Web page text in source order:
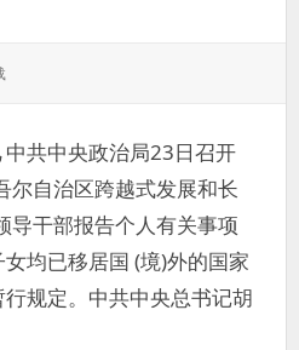
中共中央政治局23日召开
尔自治区跨越式发展和长
导干部报告个人有关事项
均已移居国 (境)外的国家
规定。中共中央总书记胡